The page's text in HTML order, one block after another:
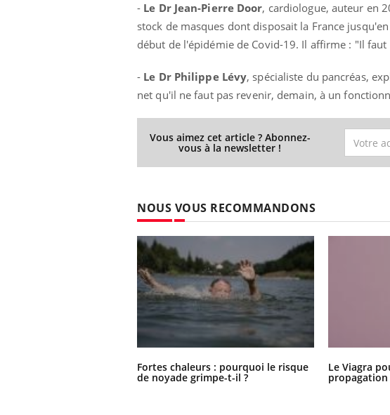
- Le Dr Jean-Pierre Door, cardiologue, auteur en
stock de masques dont disposait la France
début de l'épidémie de Covid-19. Il affirme : "Il
- Le Dr Philippe Lévy, spécialiste du pancréas,
net qu'il ne faut pas revenir, demain, à un
Vous aimez cet article ? Abonnez-
vous à la newsletter !
NOUS VOUS RECOMMANDONS
Fortes chaleurs : pourquoi le risque
de noyade grimpe-t-il ?
Le Viagra
propagation